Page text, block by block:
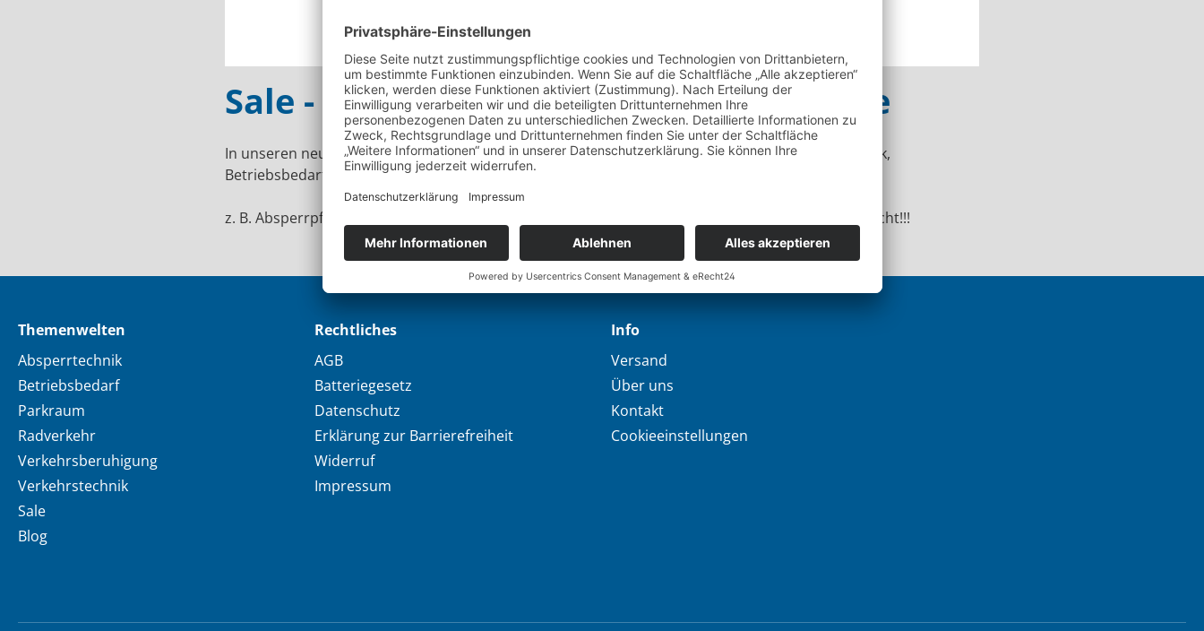
Sale - Restposten und Aktionsangebote
In unseren neuen Kategorie "Sale" finden Sie alle Angebote und Restposten für die Absperrtechnik,
Betriebsbedarf, Parkraum, Radverkehr und Verkehrstechnik auf einen Blick!
z. B. Absperrpfosten, Kabelbrücken, Verkehrsspiegel und vieles mehr - nur solange der Vorrat reicht!!!
Themenwelten
Absperrtechnik
Betriebsbedarf
Parkraum
Radverkehr
Verkehrsberuhigung
Verkehrstechnik
Sale
Blog
Rechtliches
AGB
Batteriegesetz
Datenschutz
Erklärung zur Barrierefreiheit
Widerruf
Impressum
Info
Versand
Über uns
Kontakt
Cookieeinstellungen